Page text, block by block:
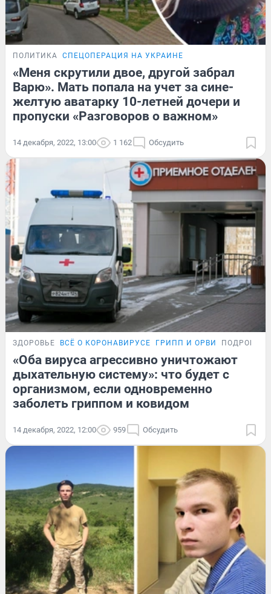
ПОЛИТИКА СПЕЦОПЕРАЦИЯ НА УКРАИНЕ
«Меня скрутили двое, другой забрал
Варю». Мать попала на учет за сине-
желтую аватарку 10-летней дочери и
пропуски «Разговоров о важном»
14 декабря, 2022, 13:00 1 162 Обсудить
ЗДОРОВЬЕ ВСЁ О КОРОНАВИРУСЕ ГРИПП И ОРВИ
«Оба вируса агрессивно уничтожают
дыхательную систему»: что будет с
организмом, если одновременно
заболеть гриппом и ковидом
14 декабря, 2022, 12:00 959 Обсудить